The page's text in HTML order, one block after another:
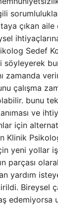
çıkan aile
Sedef
zamanda
çalışma
bunu
ve
için
Klinik
yeni yollar
parçası
yardım
Bireysel
edemiyorsa